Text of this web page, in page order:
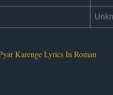
Karenge Lyrics In Roman